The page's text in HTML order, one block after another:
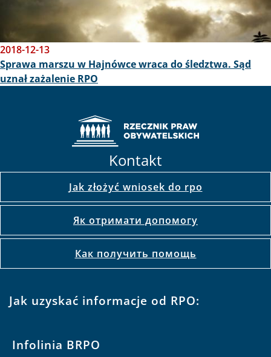
2018-12-13
Sprawa marszu w Hajnówce wraca do śledztwa. Sąd
uznał zażalenie RPO
Kontakt
Jak złożyć wniosek do rpo
Як отримати допомогу
Как получить помощь
Jak uzyskać informacje od RPO:
Infolinia BRPO